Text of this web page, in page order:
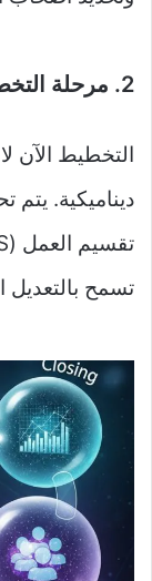
2. مرحلة التخطيط الشامل (Planning)
التخطيط الآن
تسمح بالتعديل